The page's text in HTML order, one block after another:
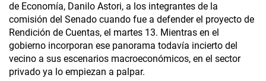
de Economía, Danilo Astori, a los integrantes de la
comisión del Senado cuando fue a defender el proyecto de
Rendición de Cuentas, el martes 13. Mientras en el
gobierno incorporan ese panorama todavía incierto del
vecino a sus escenarios macroeconómicos, en el sector
privado ya lo empiezan a palpar.